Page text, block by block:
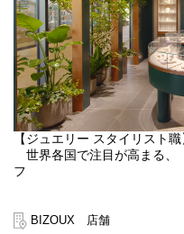
●土日祝の事例
10:00 始業、朝礼、夜間に届
11:00 接客①
12:30 接客①終了、接客後の
13:00 休憩
14:00 お受け取り来店対応
15:00 接客②
16:30 接客②終了、接客後の
17:00 接客③
18:30 接客③終了、接客後の
19:00 終業
3. 商業施設交渉・販促統括
・百貨店、ファッションビ
約・条件交渉
・イベント・催事・ポイン
4. ブランド価値の維持・向上
・ジュエリーブランドとして
接客品質・オペレーションの
・コンプライアンス、セキ
ハラスメント対応、防犯・
【ジュエリー スタイリスト職
世界各国で注目が高まる、
フ
BIZOUX（ビズー）は「個性
BIZOUX 店舗